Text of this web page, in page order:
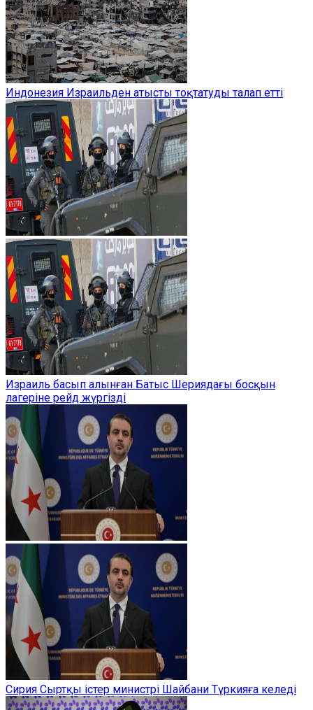
Индонезия Израильден атысты тоқтатуды талап етті
Израиль басып алынған Батыс Шериядағы босқын
лагеріне рейд жүргізді
Сирия Сыртқы істер министрі Шайбани Түркияға келеді